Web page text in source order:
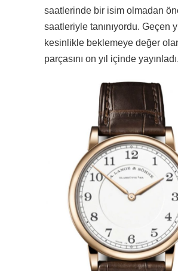
saatlerinde bir isim olmadan
saatleriyle tanınıyordu. Geçen
kesinlikle beklemeye değer
parçasını on yıl içinde yayınladı.